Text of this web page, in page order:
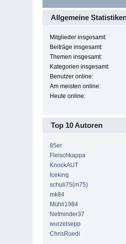
Allgemeine
Mitglieder insgesamt:
Beiträge insgesamt:
Themen insgesamt:
Kategorien insgesamt:
Benutzer online:
Am meisten online:
Heute online:
Top 10 Autoren
85er
Fleischkappa
KnockAUT
Iceking
schuli75(m75)
mk84
Mühli1984
Netminder37
wurzelsepp
ChrisRuedi